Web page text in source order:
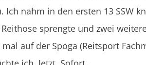
nahm in den ersten 13 SSW
sprengte und zwei
auf der Spoga (Reitsport